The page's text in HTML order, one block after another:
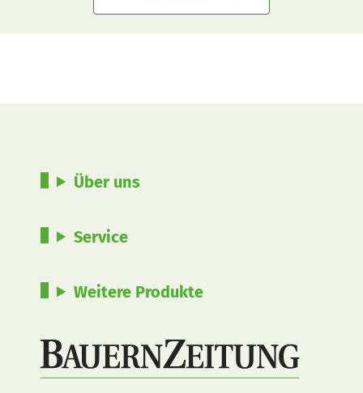
Über uns
Service
Weitere Produkte